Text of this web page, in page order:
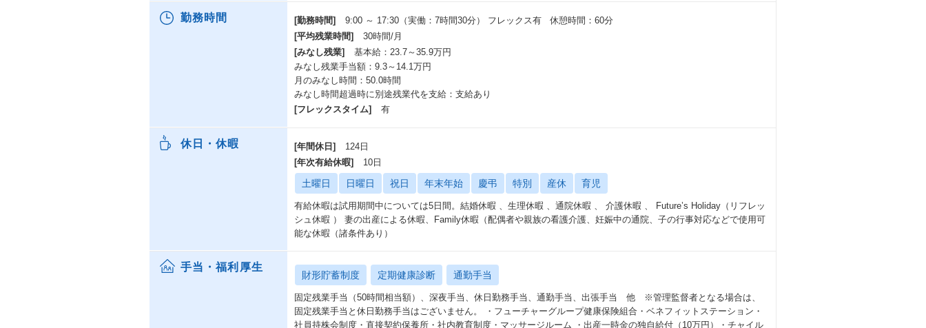
勤務時間 [勤務時間]
9:00 ～ 17:30（実働：7時間30分） フレックス有 休憩時間：60分
[平均残業時間]
30時間/月
[みなし残業]
基本給：23.7～35.9万円
みなし残業手当額：9.3～14.1万円
月のみなし時間：50.0時間
みなし時間超過時に別途残業代を支給：支給あり
[フレックスタイム]
有
休日・休暇 [年間休日]
124日
[年次有給休暇]
10日
土曜日 日曜日 祝日 年末年始 慶弔 特別 産休 育児
有給休暇は試用期間中については5日間。結婚休暇 、生理休暇 、通院休暇 、 介護休暇 、 Future’s Holiday（リフレッ
シュ休暇 ） 妻の出産による休暇、Family休暇（配偶者や親族の看護介護、妊娠中の通院、子の行事対応などで使用可
能な休暇（諸条件あり）
手当・福利厚生
財形貯蓄制度 定期健康診断 通勤手当
固定残業手当（50時間相当額）、深夜手当、休日勤務手当、通勤手当、出張手当 他 ※管理監督者となる場合は、
固定残業手当と休日勤務手当はございません。 ・フューチャーグループ健康保険組合・ベネフィットステーション・
社員持株会制度・直接契約保養所・社内教育制度・マッサージルーム ・出産一時金の独自給付（10万円）・チャイル